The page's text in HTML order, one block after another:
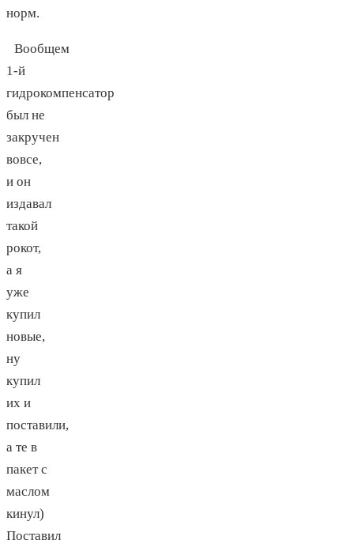
норм.
Вообщем
1-й
гидрокомпенсатор
был не
закручен
вовсе,
и он
издавал
такой
рокот,
а я
уже
купил
новые,
ну
купил
их и
поставили,
а те в
пакет с
маслом
кинул)
Поставил